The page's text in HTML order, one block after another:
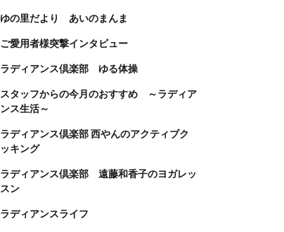
ゆの里だより あいのまんま
ご愛用者様突撃インタビュー
ラディアンス倶楽部 ゆる体操
スタッフからの今月のおすすめ ～ラディア
ンス生活～
ラディアンス倶楽部 西やんのアクティブク
ッキング
ラディアンス倶楽部 遠藤和香子のヨガレッ
スン
ラディアンスライフ